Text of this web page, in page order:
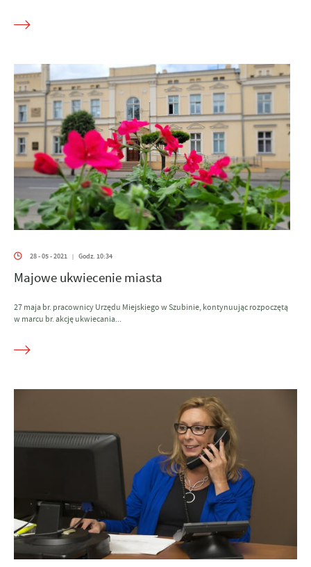
28 - 05 - 2021 | Godz. 10:34
Majowe ukwiecenie miasta
27 maja br. pracownicy Urzędu Miejskiego w Szubinie, kontynuując rozpoczętą
w marcu br. akcję ukwiecania...